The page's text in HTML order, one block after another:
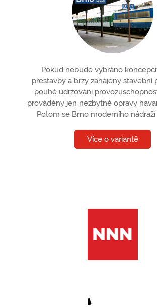
Pokud nebude vybráno
přestavby a brzy zahájeny stavební
pouhé udržování
prováděny jen nezbytné opravy
Potom se Brno moderního
Více o variantě